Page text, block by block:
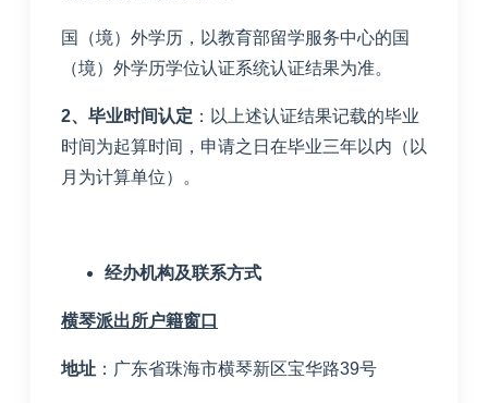
国（境）外学历，以教育部留学服务中心的国
（境）外学历学位认证系统认证结果为准。
2、毕业时间认定 ：以上述认证结果记载的毕业
时间为起算时间，申请之日在毕业三年以内（以
月为计算单位）。
经办机构及联系方式
横琴派出所户籍窗口
地址 ：广东省珠海市横琴新区宝华路39号